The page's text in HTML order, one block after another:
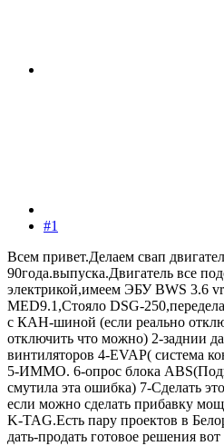
#1
Всем привет.Делаем свап
90года.выпуска.Двигатель все
электрикой,имеем ЭБУ BWS 3.6
MED9.1,Стояло DSG-
с КАН-шиной (если реально
отключить что можно) 2-заднии
винтиляторов 4-EVAP( система
5-ИММО. 6-опрос блока
смутила эта ошибка) 7-Сделать
если можно сделать прибавку
K-TAG.Есть пару проектов в
дать-продать готовое решения